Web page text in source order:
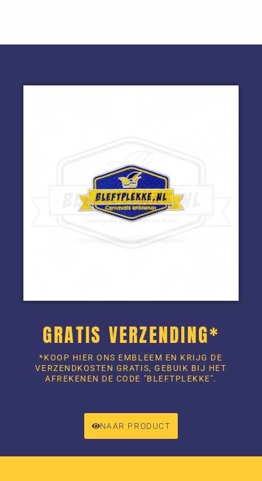
GRATIS VERZENDING*
*KOOP HIER ONS EMBLEEM EN KRIJG DE
VERZENDKOSTEN GRATIS, GEBUIK BIJ HET
AFREKENEN DE CODE "BLEFTPLEKKE".
NAAR PRODUCT